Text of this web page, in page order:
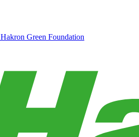
Hakron Green Foundation